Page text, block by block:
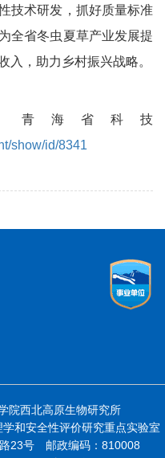
技术研发，抓好质量标准
全省冬虫夏草产业发展提
入，助力乡村振兴战略。
青海省科技
show/id/8341
院西北高原生物研究所
和安全性评价研究重点实验室
23号 邮政编码：810008